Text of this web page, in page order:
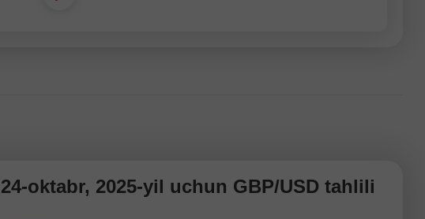
24-oktabr, 2025-yil uchun GBP/USD tahlili